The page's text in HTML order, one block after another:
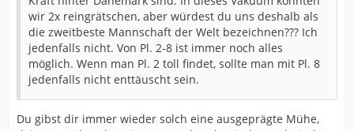
wir 2x reingrätschen, aber würdest du uns deshalb als
die zweitbeste Mannschaft der Welt bezeichnen??? Ich
jedenfalls nicht. Von Pl. 2-8 ist immer noch alles
möglich. Wenn man Pl. 2 toll findet, sollte man mit Pl. 8
jedenfalls nicht enttäuscht sein.
Du gibst dir immer wieder solch eine ausgeprägte Mühe,